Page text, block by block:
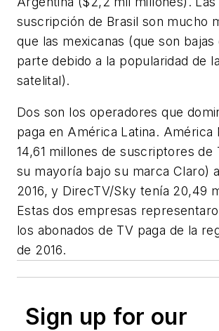
suscripción de Brasil son mucho
que las mexicanas (que son bajas
parte debido a la popularidad de
satelital).
Dos son los operadores que
paga en América Latina. América
14,61 millones de suscriptores de
su mayoría bajo su marca Claro)
2016, y DirecTV/Sky tenía 20,49
Estas dos empresas
los abonados de TV paga de la
de 2016.
Sign up for our